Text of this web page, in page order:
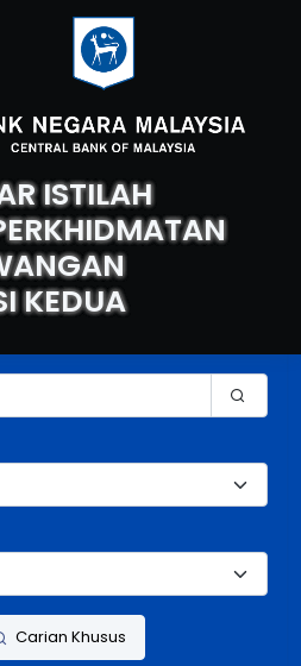
ISTILAH
KEDUA
Carian Khusus